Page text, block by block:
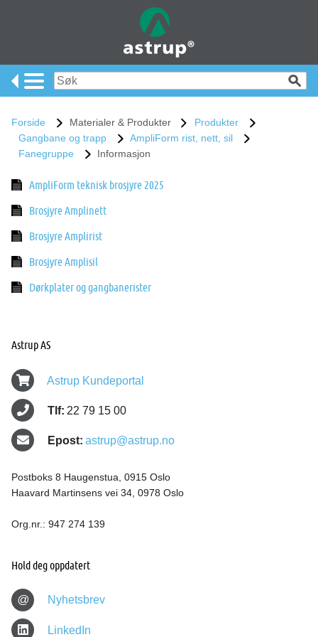
Forside Materialer & Produkter
Produkter
Gangbane og trapp
AmpliForm rist, nett, sil
Fanegruppe
Informasjon
AmpliForm teknisk brosjyre 2025
Brosjyre Amplinett
Brosjyre Amplirist
Brosjyre Amplisil
Dørkplater og gangbanerister
Astrup AS
Astrup Kundeportal
Tlf: 22 79 15 00
Epost: astrup@astrup.no
Postboks 8 Haugenstua, 0915 Oslo
Haavard Martinsens vei 34, 0978 Oslo
Org.nr.: 947 274 139
Hold deg oppdatert
@ Nyhetsbrev
LinkedIn